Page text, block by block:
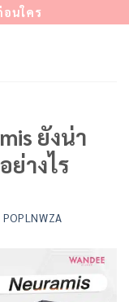
นใคร
ยังน่า
ย่างไร
POPLNWZA